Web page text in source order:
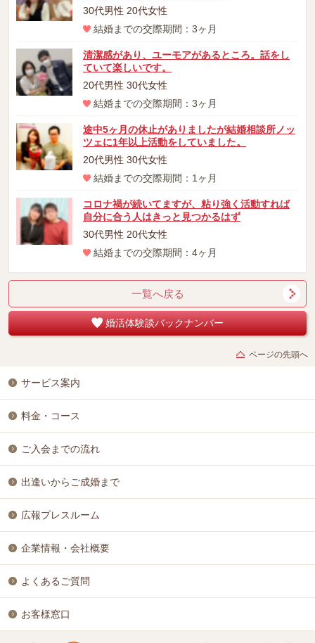
30代男性 20代女性
結婚までの交際期間：3ヶ月
清潔感があり、ユーモアがあるところ。話をし
ていて楽しいです。
20代男性 30代女性
結婚までの交際期間：3ヶ月
途中5ヶ月の休止がありましたが結婚相談所ノッ
ツェに1年以上活動をしていました。
20代男性 30代女性
結婚までの交際期間：1ヶ月
コロナ禍が続いてますが、粘り強く活動すれば
自分に合う人はきっと見つかるはず
30代男性 20代女性
結婚までの交際期間：4ヶ月
一覧へ戻る
婚活体験談バックナンバー
ページの先頭へ
サービス案内
料金・コース
ご入会までの流れ
出逢いからご成婚まで
広報プレスルーム
企業情報・会社概要
よくあるご質問
お客様窓口